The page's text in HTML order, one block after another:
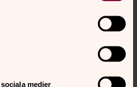
medier
samt lokalhyra.